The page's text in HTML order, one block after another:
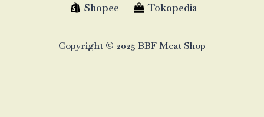
Shopee
Tokopedia
Copyright © 2025 BBF Meat Shop